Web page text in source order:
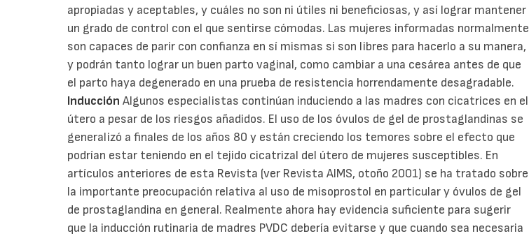
apropiadas y aceptables, y cuáles no son ni útiles ni beneficiosas, y así lograr mantener
un grado de control con el que sentirse cómodas. Las mujeres informadas normalmente
son capaces de parir con confianza en sí mismas si son libres para hacerlo a su manera,
y podrán tanto lograr un buen parto vaginal, como cambiar a una cesárea antes de que
el parto haya degenerado en una prueba de resistencia horrendamente desagradable.
Inducción Algunos especialistas continúan induciendo a las madres con cicatrices en el
útero a pesar de los riesgos añadidos. El uso de los óvulos de gel de prostaglandinas se
generalizó a finales de los años 80 y están creciendo los temores sobre el efecto que
podrían estar teniendo en el tejido cicatrizal del útero de mujeres susceptibles. En
artículos anteriores de esta Revista (ver Revista AIMS, otoño 2001) se ha tratado sobre
la importante preocupación relativa al uso de misoprostol en particular y óvulos de gel
de prostaglandina en general. Realmente ahora hay evidencia suficiente para sugerir
que la inducción rutinaria de madres PVDC debería evitarse y que cuando sea necesaria